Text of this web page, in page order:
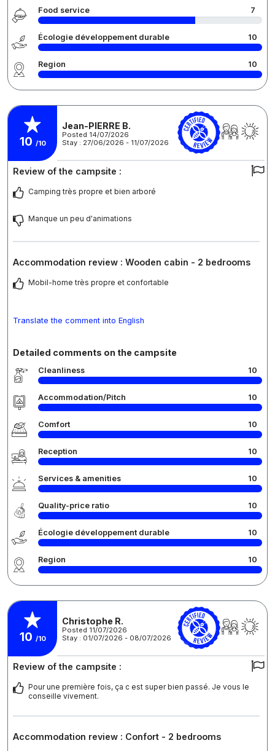
Food service 7
Écologie développement durable 10
Region 10
10 /10
Jean-PIERRE B.
Posted 14/07/2026
Stay : 27/06/2026 - 11/07/2026
Review of the campsite :
Camping très propre et bien arboré
Manque un peu d'animations
Accommodation review : Wooden cabin - 2 bedrooms
Mobil-home très propre et confortable
Translate the comment into English
Detailed comments on the campsite
Cleanliness 10
Accommodation/Pitch 10
Comfort 10
Reception 10
Services & amenities 10
Quality-price ratio 10
Écologie développement durable 10
Region 10
10 /10
Christophe R.
Posted 11/07/2026
Stay : 01/07/2026 - 08/07/2026
Review of the campsite :
Pour une première fois, ça c est super bien passé. Je vous le
conseille vivement.
Accommodation review : Confort - 2 bedrooms